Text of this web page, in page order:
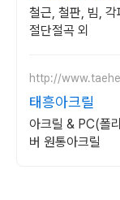
철근, 철판, 빔,
절단절곡 외
http://
태흥아크릴
아크릴 & PC(폴리
버 원통아크릴